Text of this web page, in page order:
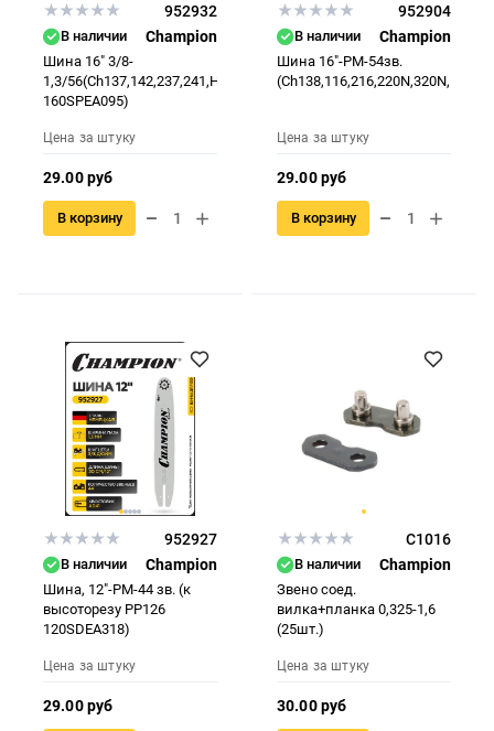
952932
В наличии Champion
Шина 16" 3/8-
1,3/56(Ch137,142,237,241,H236.240
160SPEA095)
Цена за штуку
29.00 руб
В корзину
952904
В наличии Champion
Шина 16"-РМ-54зв.
Цена за штуку
29.00 руб
В корзину
952927
В наличии Champion
Шина, 12"-РМ-44 зв. (к
высоторезу РР126
120SDEA318)
Цена за штуку
29.00 руб
C1016
В наличии Champion
Звено соед.
вилка+планка 0,325-1,6
(25шт.)
Цена за штуку
30.00 руб